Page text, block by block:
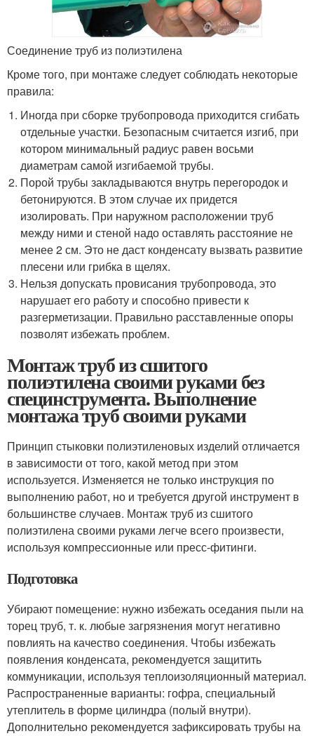
Соединение труб из полиэтилена
Кроме того, при монтаже следует соблюдать некоторые
правила:
Иногда при сборке трубопровода приходится сгибать
отдельные участки. Безопасным считается изгиб, при
котором минимальный радиус равен восьми
диаметрам самой изгибаемой трубы.
Порой трубы закладываются внутрь перегородок и
бетонируются. В этом случае их придется
изолировать. При наружном расположении труб
между ними и стеной надо оставлять расстояние не
менее 2 см. Это не даст конденсату вызвать развитие
плесени или грибка в щелях.
Нельзя допускать провисания трубопровода, это
нарушает его работу и способно привести к
разгерметизации. Правильно расставленные опоры
позволят избежать проблем.
Монтаж труб из сшитого
полиэтилена своими руками без
специнструмента. Выполнение
монтажа труб своими руками
Принцип стыковки полиэтиленовых изделий отличается
в зависимости от того, какой метод при этом
используется. Изменяется не только инструкция по
выполнению работ, но и требуется другой инструмент в
большинстве случаев. Монтаж труб из сшитого
полиэтилена своими руками легче всего произвести,
используя компрессионные или пресс-фитинги.
Подготовка
Убирают помещение: нужно избежать оседания пыли на
торец труб, т. к. любые загрязнения могут негативно
повлиять на качество соединения. Чтобы избежать
появления конденсата, рекомендуется защитить
коммуникации, используя теплоизоляционный материал.
Распространенные варианты: гофра, специальный
утеплитель в форме цилиндра (полый внутри).
Дополнительно рекомендуется зафиксировать трубы на